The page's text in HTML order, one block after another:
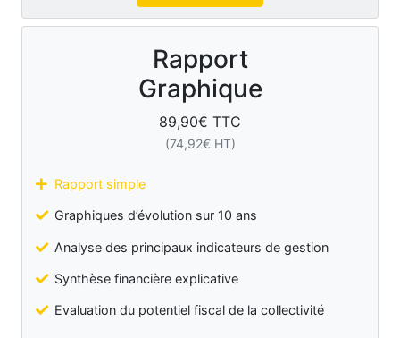
Rapport
Graphique
89,90€ TTC
(74,92€ HT)
Rapport simple
Graphiques d’évolution sur 10 ans
Analyse des principaux indicateurs de gestion
Synthèse financière explicative
Evaluation du potentiel fiscal de la collectivité